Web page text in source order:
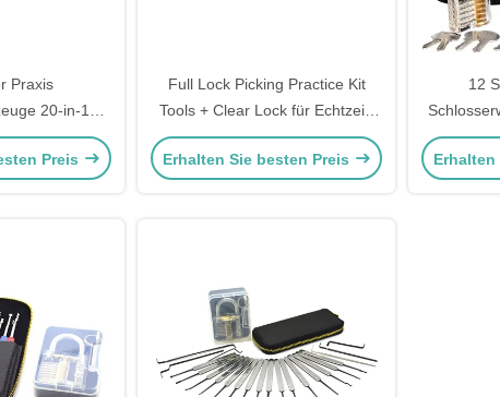
Praxis
20-in-1
Schlosser
Schloss Set
Preis
Full Lock Picking Practice Kit
Tools + Clear Lock für Echtzeit-
Lernen
Erhalten Sie besten Preis
12
Set
Erhalten